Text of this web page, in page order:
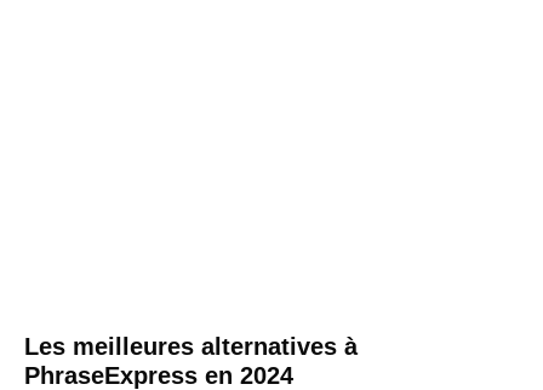
Les meilleures alternatives à
PhraseExpress en 2024